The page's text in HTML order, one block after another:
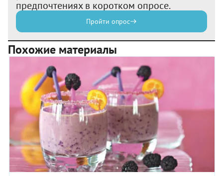
предпочтениях в коротком опросе.
Пройти опрос
Похожие материалы